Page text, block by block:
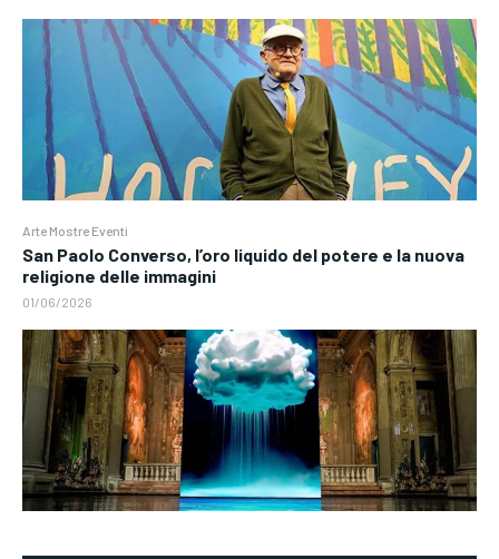
Arte Mostre Eventi
San Paolo Converso, l’oro liquido del potere e la nuova
religione delle immagini
01/06/2026